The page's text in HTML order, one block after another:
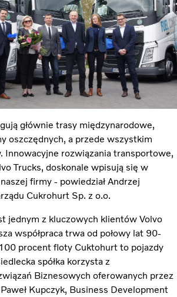
głównie trasy międzynarodowe,
oszczędnych, a przede wszystkim
Innowacyjne rozwiązania transportowe,
Trucks, doskonale wpisują się w
firmy - powiedział Andrzej
Cukrohurt Sp. z o.o.
jednym z kluczowych klientów Volvo
współpraca trwa od połowy lat 90-
procent floty Cuktohurt to pojazdy
spółka korzysta z
Biznesowych oferowanych przez
Kupczyk, Business Development